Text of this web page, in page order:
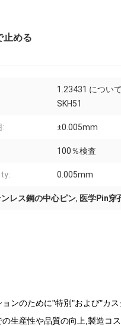
止める
1.23431 につい
SKH51
±0.005mm
100％検査
0.005mm
レス鋼の中心ピン, 医学Pin穿
ンのために"特別"および"カ
生産性や品質の向上,製造コ